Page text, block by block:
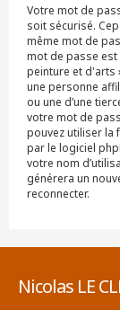
Votre mot de
soit sécurisé.
même mot de
mot de passe est
peinture et d'arts
une personne
ou une d’une
votre mot de
pouvez utiliser la
par le logiciel
votre nom
générera un
reconnecter.
Nicolas LE